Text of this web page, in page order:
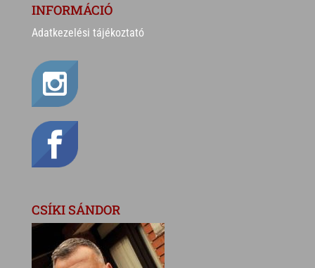
INFORMÁCIÓ
Adatkezelési tájékoztató
CSÍKI SÁNDOR